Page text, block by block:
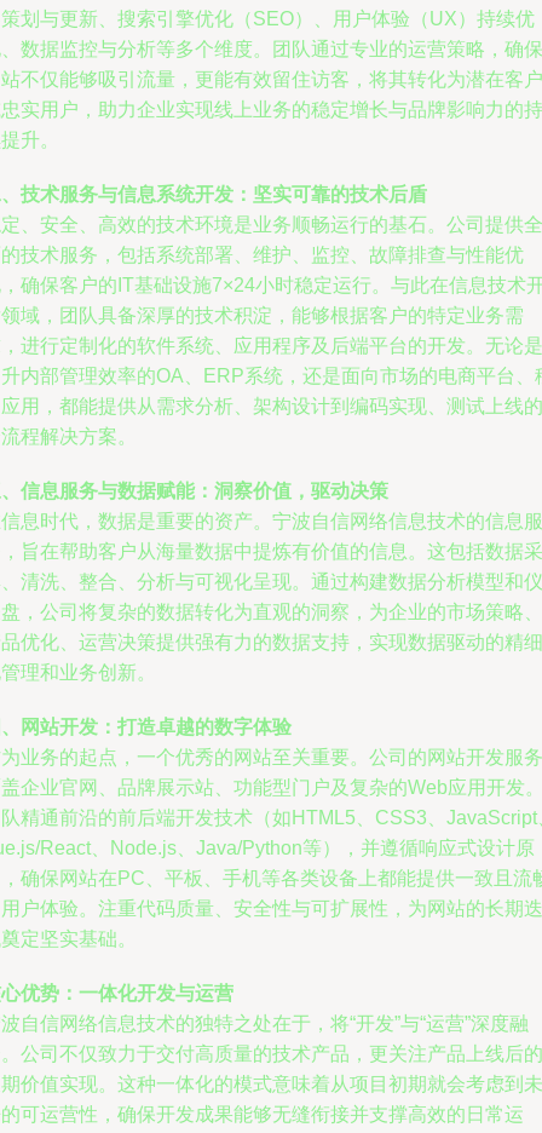
划与更新、搜索引擎优化（SEO）、用户体验（UX）持续优
数据监控与分析等多个维度。团队通过专业的运营策略，确保
不仅能够吸引流量，更能有效留住访客，将其转化为潜在客户
实用户，助力企业实现线上业务的稳定增长与品牌影响力的持
升。
技术服务与信息系统开发：坚实可靠的技术后盾
、安全、高效的技术环境是业务顺畅运行的基石。公司提供全
技术服务，包括系统部署、维护、监控、故障排查与性能优
确保客户的IT基础设施7×24小时稳定运行。与此在信息技术
域，团队具备深厚的技术积淀，能够根据客户的特定业务需
进行定制化的软件系统、应用程序及后端平台的开发。无论是
内部管理效率的OA、ERP系统，还是面向市场的电商平台、
用，都能提供从需求分析、架构设计到编码实现、测试上线的
程解决方案。
信息服务与数据赋能：洞察价值，驱动决策
息时代，数据是重要的资产。宁波自信网络信息技术的信息服
旨在帮助客户从海量数据中提炼有价值的信息。这包括数据采
清洗、整合、分析与可视化呈现。通过构建数据分析模型和仪
，公司将复杂的数据转化为直观的洞察，为企业的市场策略、
优化、运营决策提供强有力的数据支持，实现数据驱动的精细
理和业务创新。
网站开发：打造卓越的数字体验
业务的起点，一个优秀的网站至关重要。公司的网站开发服务
企业官网、品牌展示站、功能型门户及复杂的Web应用开发
精通前沿的前后端开发技术（如HTML5、CSS3、JavaScript
React、Node.js、Java/Python等），并遵循响应式设计原
确保网站在PC、平板、手机等各类设备上都能提供一致且流
户体验。注重代码质量、安全性与可扩展性，为网站的长期迭
定坚实基础。
优势：一体化开发与运营
自信网络信息技术的独特之处在于，将“开发”与“运营”深度融
公司不仅致力于交付高质量的技术产品，更关注产品上线后的
价值实现。这种一体化的模式意味着从项目初期就会考虑到未
可运营性，确保开发成果能够无缝衔接并支撑高效的日常运